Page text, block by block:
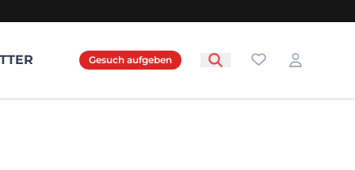
Gesuch aufgeben Favoriten
Login